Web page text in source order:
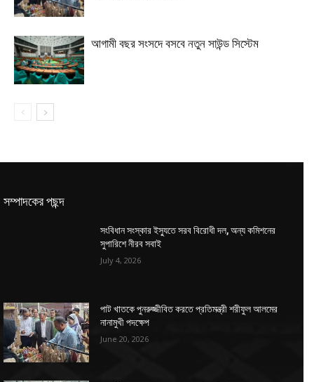
আগামী বছর সংসদে বসবে নতুন সাউন্ড সিস্টেম
সম্পাদকের পছন্দ
সংবিধান সংস্কার ইস্যুতে সরব বিরোধী দল, অন্য কমিশনের
সুপারিশে নীরব সবাই
July 4, 2026
পাট খাতকে পুনরুজ্জীবিত করতে প্রতিমন্ত্রী শরীফুল আলমের
নানামুখী পদক্ষেপ
June 20, 2026